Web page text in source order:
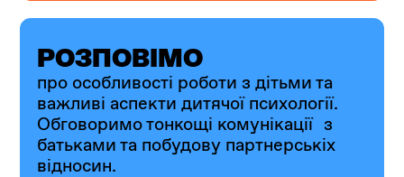
РОЗПОВІМО
про особливості роботи з дітьми та
важливі аспекти дитячої психології.
Обговоримо тонкощі комунікації з
батьками та побудову партнерськіх
відносин.